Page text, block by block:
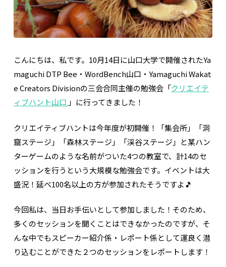
こんにちは、私です。10月14日に山口大学で開催されたYa
maguchi DTP Bee・WordBench山口・Yamaguchi Wakat
e Creators Divisionの三会合同主催の勉強会「クリエイテ
ィブハント山口 」 に行ってきました！
クリエイティブハントは今年度が初開催！「集会所」「洞
窟ステージ」「森林ステージ」「渓谷ステージ」と某ハン
ターゲームのような名前がついた4つの教室で、計14のセ
ッションを行うという大規模な勉強会です。イベントは大
盛況！延べ100名以上の方が参加されたそうですよ🎵
今回私は、当日お手伝いとして参加しました！そのため、
多くのセッションを聞くことはできなかったのですが、そ
んな中でもスピーカー紹介係・レポート係として運良く潜
り込むことができた２つのセッションをレポートします！